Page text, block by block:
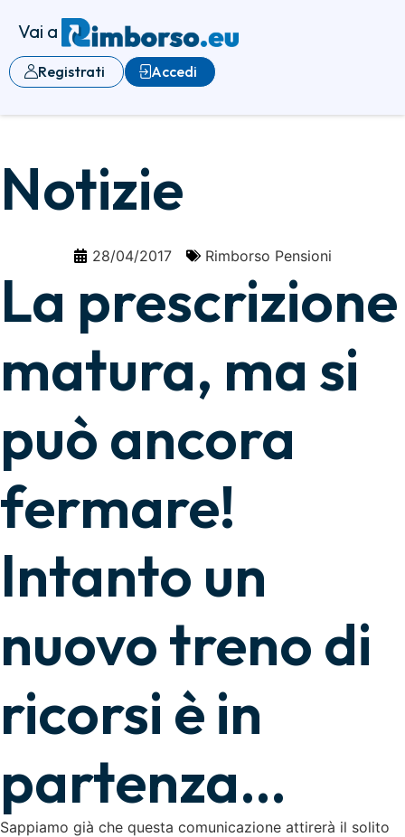
Vai a
Accedi
Registrati
Notizie
28/04/2017 Rimborso Pensioni
La prescrizione
matura, ma si
può ancora
fermare!
Intanto un
nuovo treno di
ricorsi è in
partenza…
Sappiamo già che questa comunicazione attirerà il solito